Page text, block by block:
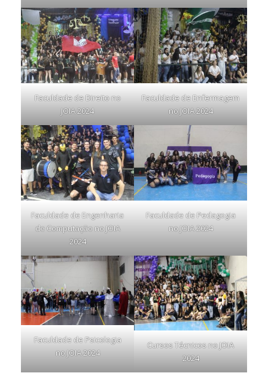
Faculdade de Direito no
JOIA 2024
Faculdade de Enfermagem
no JOIA 2024
Faculdade de Engenharia
de Computação no JOIA
2024
Faculdade de Pedagogia
no JOIA 2024
Faculdade de Psicologia
no JOIA 2024
Cursos Técnicos no JOIA
2024